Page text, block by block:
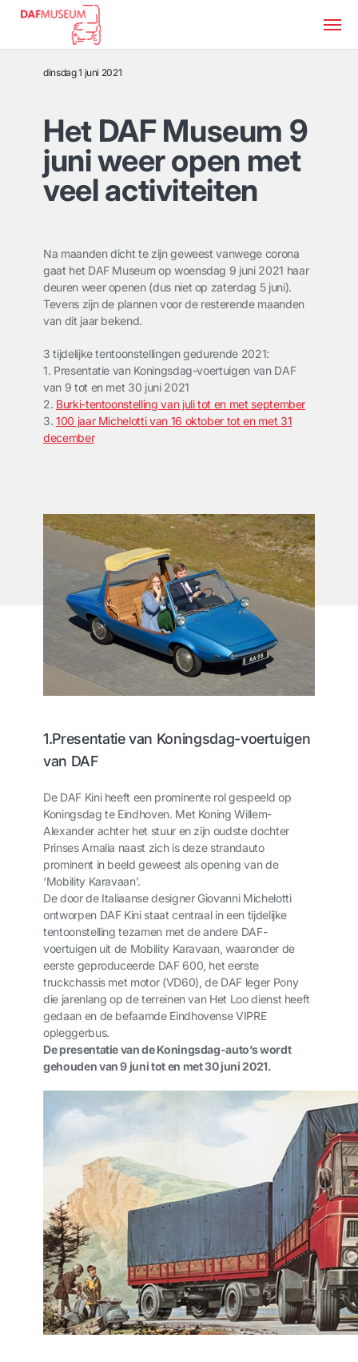
dinsdag 1 juni 2021
Het DAF Museum 9
juni weer open met
veel activiteiten
Na maanden dicht te zijn geweest vanwege corona
gaat het DAF Museum op woensdag 9 juni 2021 haar
deuren weer openen (dus niet op zaterdag 5 juni).
Tevens zijn de plannen voor de resterende maanden
van dit jaar bekend.
3 tijdelijke tentoonstellingen gedurende 2021:
1. Presentatie van Koningsdag-voertuigen van DAF
van 9 tot en met 30 juni 2021
2. Burki-tentoonstelling van juli tot en met september
3. 100 jaar Michelotti van 16 oktober tot en met 31
december
1.Presentatie van Koningsdag-voertuigen
van DAF
De DAF Kini heeft een prominente rol gespeeld op
Koningsdag te Eindhoven. Met Koning Willem-
Alexander achter het stuur en zijn oudste dochter
Prinses Amalia naast zich is deze strandauto
prominent in beeld geweest als opening van de
‘Mobility Karavaan’.
De door de Italiaanse designer Giovanni Michelotti
ontworpen DAF Kini staat centraal in een tijdelijke
tentoonstelling tezamen met de andere DAF-
voertuigen uit de Mobility Karavaan, waaronder de
eerste geproduceerde DAF 600, het eerste
truckchassis met motor (VD60), de DAF leger Pony
die jarenlang op de terreinen van Het Loo dienst heeft
gedaan en de befaamde Eindhovense VIPRE
opleggerbus.
De presentatie van de Koningsdag-auto’s wordt
gehouden van 9 juni tot en met 30 juni 2021.